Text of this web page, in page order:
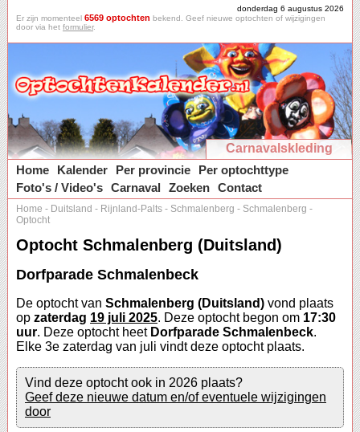
donderdag 6 augustus 2026
Er zijn momenteel 6569 optochten bekend. Geef nieuwe optochten of wijzigingen
door via het formulier.
Carnavalskleding
Home
Kalender Per provincie
Per optochttype
Foto's / Video's Carnaval Zoeken Contact
Home - Duitsland - Rijnland-Palts - Schmalenberg - Schmalenberg -
Optocht
Optocht Schmalenberg (Duitsland)
Dorfparade Schmalenbeck
De optocht van Schmalenberg (Duitsland) vond plaats
op zaterdag 19 juli 2025. Deze optocht begon om 17:30
uur. Deze optocht heet Dorfparade Schmalenbeck.
Elke 3e zaterdag van juli vindt deze optocht plaats.
Vind deze optocht ook in 2026 plaats?
Geef deze nieuwe datum en/of eventuele wijzigingen
door